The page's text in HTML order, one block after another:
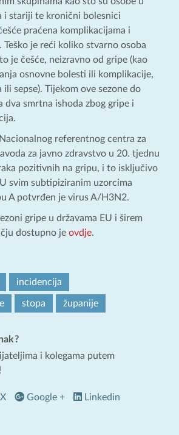
i stariji te kronični bolesnici
praćena komplikacijama i
je reći koliko stvarno osoba
je češće, neizravno od gripe (kao
osnovne bolesti ili komplikacije,
sepse). Tijekom ove sezone do
dva smrtna ishoda zbog gripe i
referentnog centra za
za javno zdravstvo u 20. tjednu
pozitivnih na gripu, i to isključivo
svim subtipiziranim uzorcima
A potvrđen je virus A/H3N2.
gripe u državama EU i širem
dostupno je ovdje.
incidencija
stopa županije
i kolegama putem
X Google + Linkedin